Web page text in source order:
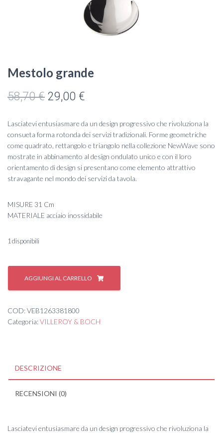
Mestolo grande
58,70€ Il
originale
era:
58,70 €.
29,00 €
attuale
è:
29,00 €.
Lasciatevi entusiasmare da un design progressivo che rivoluziona la
consueta forma rotonda dei servizi tradizionali. Forme geometriche
come quadrato, rettangolo e triangolo nella collezione NewWave sono
mostrate in abbinamento al design ondulato unico e con il loro
orientamento di design si presentano come elemento attrattivo
stravagante nel mondo dei servizi da tavola.
MISURE 31 Cm
MATERIALE acciaio inossidabile
1 disponibili
Mestolo
grande
quantità
AGGIUNGI AL CARRELLO
COD:VEB1263381800
Categoria:VILLEROY & BOCH
DESCRIZIONE
RECENSIONI (0)
Lasciatevi entusiasmare da un design progressivo che rivoluziona la